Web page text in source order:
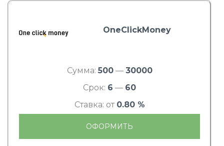
OneClickMoney
Сумма: 500— 30000
Срок: 6 — 60
Ставка: от 0.80 %
ОФОРМИТЬ